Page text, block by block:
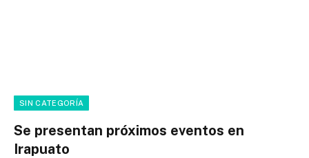
SIN CATEGORÍA
Se presentan próximos eventos en
Irapuato